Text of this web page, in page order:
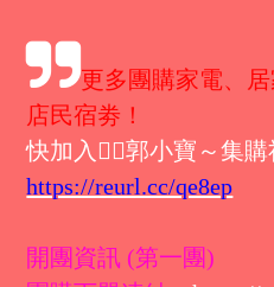
更多團購家電、
店民宿劵！
快加入👉🏻郭小寶～集購
https://reurl.cc/qe8ep
開團資訊 (第一團)